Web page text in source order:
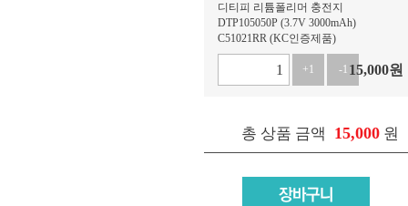
디티피 리튬폴리머 충전지
DTP105050P (3.7V 3000mAh)
C51021RR (KC인증제품)
+1 -1 15,000원
총 상품 금액 15,000 원